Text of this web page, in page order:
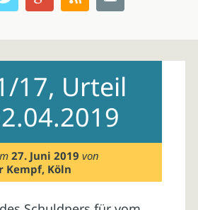
17, Urteil
27. Juni 2019 von
Kempf, Köln